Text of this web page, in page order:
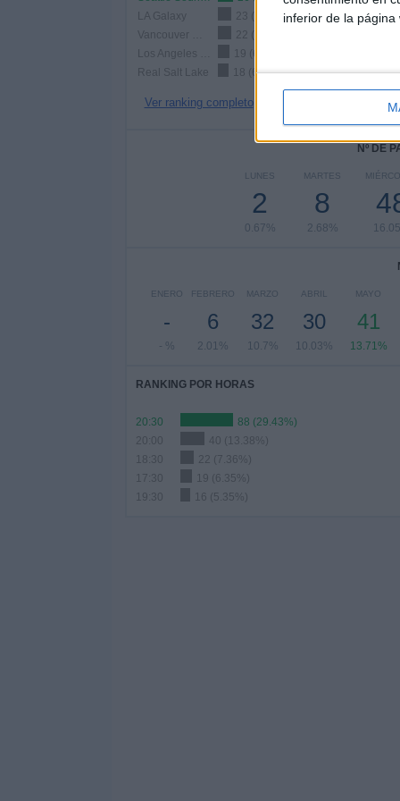
inferior de la página
LA Galaxy
23 (7.69%)
22 (7.36%)
19 (6.35%)
Real Salt Lake
18 (6.02%)
Ver ranking completo
Nº DE
LUNES
2
0.67%
MARTES
8
2.68%
ENERO
-
- %
FEBRERO
6
2.01%
MARZO
32
10.7%
ABRIL
30
10.03%
MAYO
41
13.71%
RANKING POR HORAS
20:30
88 (29.43%)
20:00
40 (13.38%)
18:30
22 (7.36%)
17:30
19 (6.35%)
19:30
16 (5.35%)